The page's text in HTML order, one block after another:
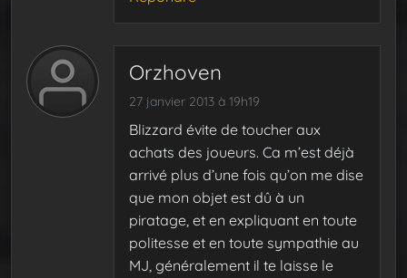
Orzhoven
27 janvier 2013 à 19h19
Blizzard évite de toucher aux
achats des joueurs. Ca m’est déjà
arrivé plus d’une fois qu’on me dise
que mon objet est dû à un
piratage, et en expliquant en toute
politesse et en toute sympathie au
MJ, généralement il te laisse le